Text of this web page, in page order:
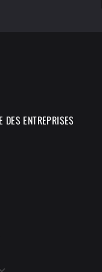
DES ENTREPRISES